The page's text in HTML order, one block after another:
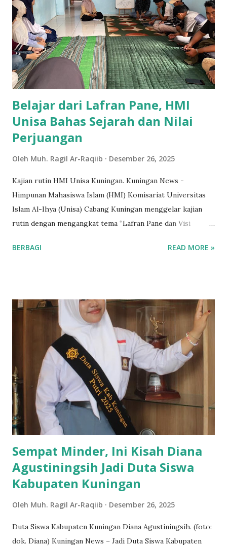
alhamdulilah beberapa inovasi diciptakan semoga ini bisa
dilanjutkan di kepengurusan selanjutnya,” tuturnya Sabtu
(27/12/2025) Di antara program unggulan yang diinisiasi
oleh kepemimpinan sebelumnya adalah Diskusi Pelajar
Interaktif (DISPERAKTIF). “Program Disperaktif ini
memberikan ruang bagi para pelajar untuk berdiskusi dan
mengembangkan intelektual merek...
Belajar dari Lafran Pane, HMI
Unisa Bahas Sejarah dan Nilai
Perjuangan
Oleh Muh. Ragil Ar-Raqiib Desember 26, 2025
Kajian rutin HMI Unisa Kuningan. Kuningan News -
Himpunan Mahasiswa Islam (HMI) Komisariat Universitas
Islam Al-Ihya (Unisa) Cabang Kuningan menggelar kajian
rutin dengan mengangkat tema “Lafran Pane dan Visi
Jumat (26/12/2025) pagi. Kegiatan tersebut membahas
besar Lafran Pane dalam membangun HMI sebagai
organisasi kader yang menjunjung tinggi nilai keislaman,
keindonesiaan, dan keilmuan. Pemateri kali ini
menghadirkan salah satu kader HMI Unisa yang sudah
menyelesaikan LK 3, yakni Sandy. Pada kesempatan itu,
Sandy, memaparkan awal mula berdirinya HMI dan dinamika
perjuangannya dari masa ke masa. Ia juga menjelaskan
sosok Lafran Pane sebagai figur yang melahirkan nilai-nilai
luhur yang relevan bagi pembentukan pribadi kader HMI
yang utuh. Menurut Sandy, Lafran Pane ...
BERBAGI READ MORE »
Sempat Minder, Ini Kisah Diana
Agustiningsih Jadi Duta Siswa
Kabupaten Kuningan
Oleh Muh. Ragil Ar-Raqiib Desember 26, 2025
Duta Siswa Kabupaten Kuningan Diana Agustiningsih. (foto:
dok. Diana) Kuningan News – Jadi Duta Siswa Kabupaten